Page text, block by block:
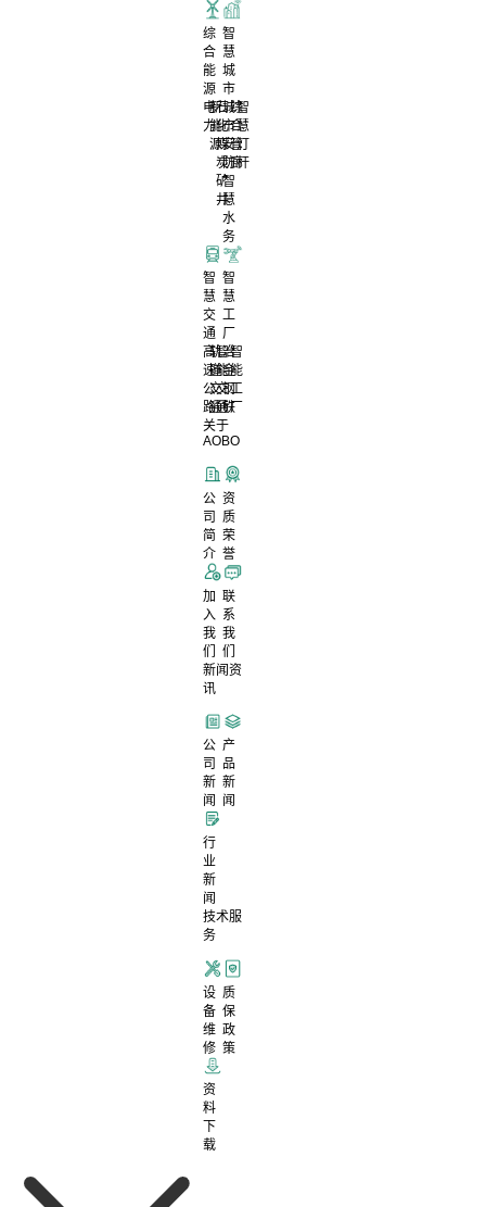
综
合
能
源
电
力
新
能
源
石
化
煤
炭
矿
井
智
慧
城
市
城
市
安
防
综
合
管
廊
智
慧
灯
杆
智
慧
水
务
智
慧
交
通
高
速
公
路
轨
道
交
通
智
能
交
通
智
慧
工
厂
冶
金
钢
铁
智
能
工
厂
关于
AOBO
公
司
简
介
资
质
荣
誉
加
入
我
们
联
系
我
们
新闻资
讯
公
司
新
闻
产
品
新
闻
行
业
新
闻
技术服
务
设
备
维
修
质
保
政
策
资
料
下
载